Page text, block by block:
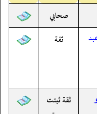
صحابي
ثقة
ثقة ثبتت